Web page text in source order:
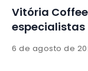
Vitória
6 de agosto de